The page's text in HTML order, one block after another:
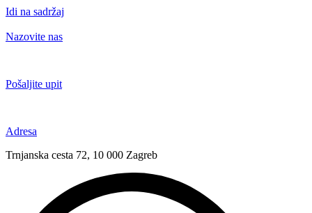
Idi na sadržaj
Nazovite nas
Pošaljite upit
Adresa
Trnjanska cesta 72, 10 000 Zagreb